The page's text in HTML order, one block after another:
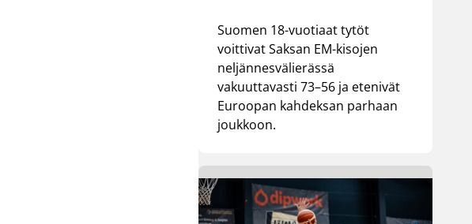
Suomen 18-vuotiaat tytöt
voittivat Saksan EM-kisojen
neljännesvälierässä
vakuuttavasti 73–56 ja etenivät
Euroopan kahdeksan parhaan
joukkoon.